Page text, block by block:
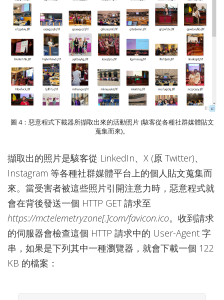
圖 4：惡意程式下載器所擷取出來的活動照片 (駭客從各種社群媒體貼文
蒐集而來)。
擷取出的照片是駭客從 LinkedIn、X (原 Twitter)、
Instagram 等各種社群媒體平台上的個人貼文蒐集而
來。當受害者被這些照片引開注意力時，惡意程式就
會在背後發送一個 HTTP GET 請求至
https://mctelemetryzone[.]com/favicon.ico。收到請求
的伺服器會檢查這個 HTTP 請求中的 User-Agent 字
串，如果是下列其中一種瀏覽器，就會下載一個 122
KB 的檔案：